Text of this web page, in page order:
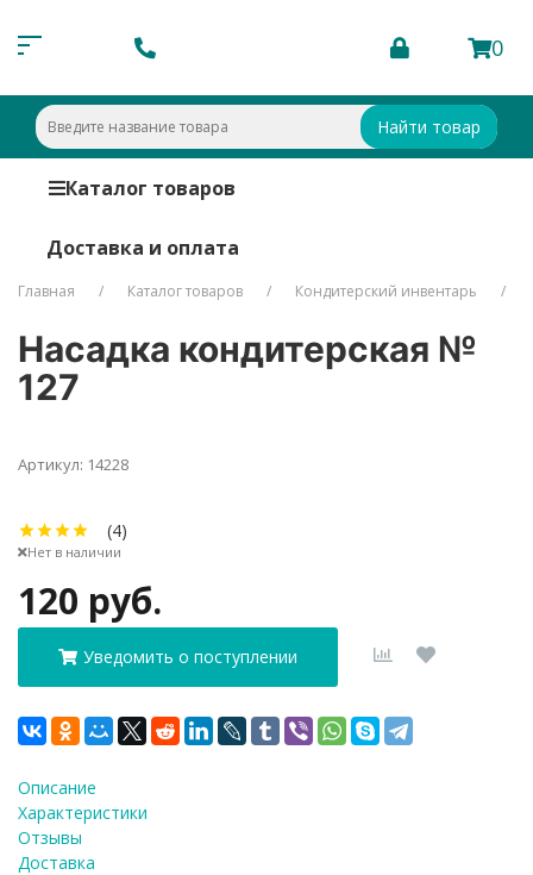
0
Найти товар
Каталог товаров
Доставка и оплата
Главная Каталог товаров Кондитерский инвентарь
Насадка кондитерская №
127
Артикул: 14228
(4)
Нет в наличии
120 руб.
Уведомить о поступлении
Описание
Характеристики
Отзывы
Доставка